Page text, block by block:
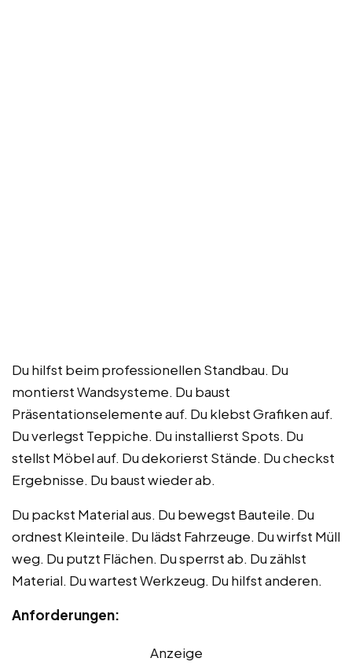
Du hilfst beim professionellen Standbau. Du
montierst Wandsysteme. Du baust
Präsentationselemente auf. Du klebst Grafiken auf.
Du verlegst Teppiche. Du installierst Spots. Du
stellst Möbel auf. Du dekorierst Stände. Du checkst
Ergebnisse. Du baust wieder ab.
Du packst Material aus. Du bewegst Bauteile. Du
ordnest Kleinteile. Du lädst Fahrzeuge. Du wirfst Müll
weg. Du putzt Flächen. Du sperrst ab. Du zählst
Material. Du wartest Werkzeug. Du hilfst anderen.
Anforderungen:
Anzeige